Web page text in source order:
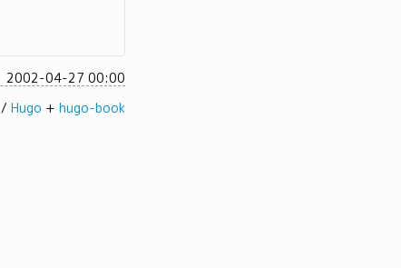
2002-04-27 00:00
Hugo + hugo-book